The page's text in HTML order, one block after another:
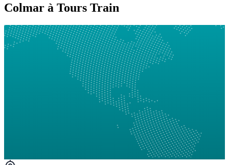
Colmar à Tours Train